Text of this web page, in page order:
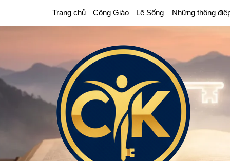
Trang chủ Công Giáo Lẽ Sống – Những thông